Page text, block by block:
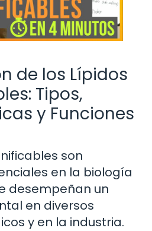
de los Lípidos
Tipos,
y Funciones
son
en la biología
desempeñan un
en diversos
y en la industria.